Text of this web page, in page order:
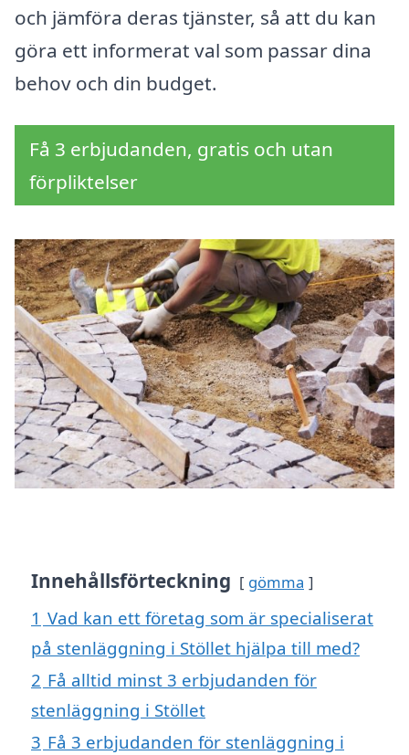
och jämföra deras tjänster, så att du kan
göra ett informerat val som passar dina
behov och din budget.
Få 3 erbjudanden, gratis och utan
förpliktelser
Innehållsförteckning gömma
1 Vad kan ett företag som är specialiserat
på stenläggning i Stöllet hjälpa till med?
2 Få alltid minst 3 erbjudanden för
stenläggning i Stöllet
3 Få 3 erbjudanden för stenläggning i